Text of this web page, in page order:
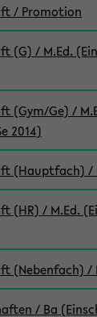
/ Promotion
(G) / M.Ed.
(Gym/Ge) /
2014)
(Hauptfach) /
(HR) / M.Ed.
(Nebenfach) /
/ Ba